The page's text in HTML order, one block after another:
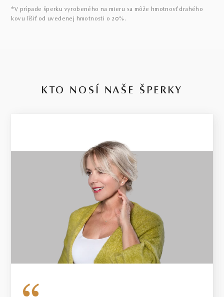
*V prípade šperku vyrobeného na mieru sa môže hmotnosť drahého
kovu líšiť od uvedenej hmotnosti o 20%.
KTO NOSÍ NAŠE ŠPERKY